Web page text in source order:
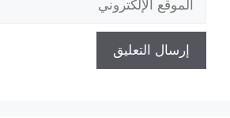
الإلكتروني